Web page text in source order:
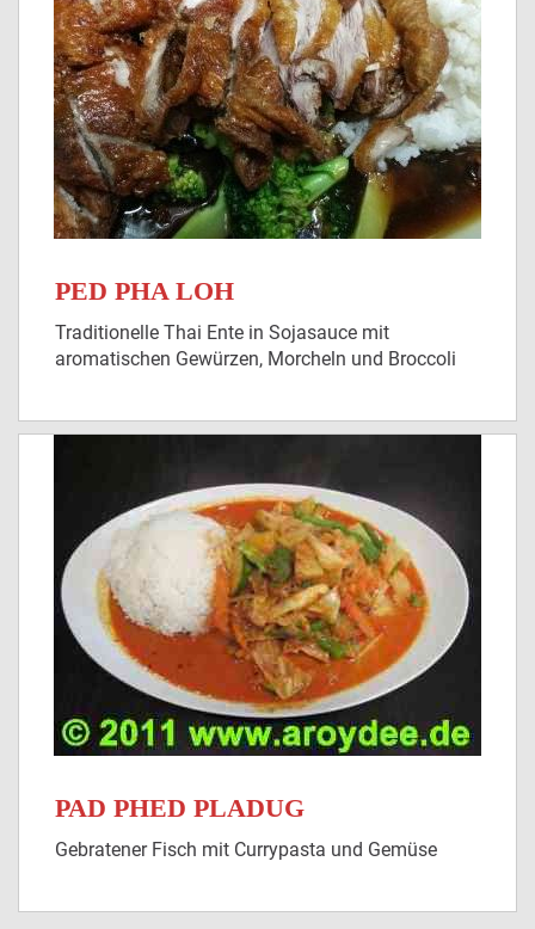
PED PHA LOH
Traditionelle Thai Ente in Sojasauce mit
aromatischen Gewürzen, Morcheln und Broccoli
PAD PHED PLADUG
Gebratener Fisch mit Currypasta und Gemüse